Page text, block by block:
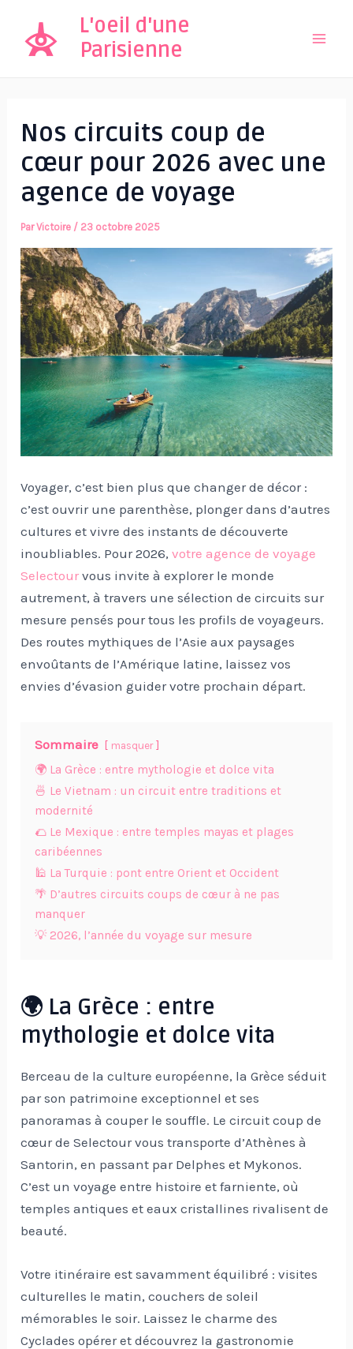
contenu
L'oeil d'une
Parisienne
Nos circuits coup de
cœur pour 2026 avec une
agence de voyage
ParVictoire / 23 octobre 2025
Voyager, c’est bien plus que changer de décor :
c’est ouvrir une parenthèse, plonger dans d’autres
cultures et vivre des instants de découverte
inoubliables. Pour 2026,votre agence de voyage
Selectour vous invite à explorer le monde
autrement, à travers une sélection de circuits sur
mesure pensés pour tous les profils de voyageurs.
Des routes mythiques de l’Asie aux paysages
envoûtants de l’Amérique latine, laissez vos
envies d’évasion guider votre prochain départ.
Sommaire masquer
🌍 La Grèce : entre mythologie et dolce vita
🍜 Le Vietnam : un circuit entre traditions et
modernité
🌮 Le Mexique : entre temples mayas et plages
caribéennes
🕌 La Turquie : pont entre Orient et Occident
🌴 D’autres circuits coups de cœur à ne pas
manquer
💡 2026, l’année du voyage sur mesure
🌍 La Grèce : entre
mythologie et dolce vita
Berceau de la culture européenne, la Grèce séduit
par son patrimoine exceptionnel et ses
panoramas à couper le souffle. Le circuit coup de
cœur de Selectour vous transporte d’Athènes à
Santorin, en passant par Delphes et Mykonos.
C’est un voyage entre histoire et farniente, où
temples antiques et eaux cristallines rivalisent de
beauté.
Votre itinéraire est savamment équilibré : visites
culturelles le matin, couchers de soleil
mémorables le soir. Laissez le charme des
Cyclades opérer et découvrez la gastronomie